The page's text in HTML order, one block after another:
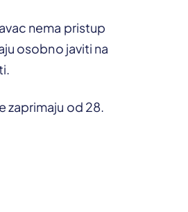
nema pristup
osobno javiti na
zaprimaju od 28.